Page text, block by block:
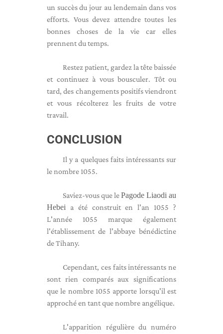
un succès du jour au lendemain dans vos
efforts. Vous devez attendre toutes les
bonnes choses de la vie car elles
prennent du temps.
Restez patient, gardez la tête baissée
et continuez à vous bousculer. Tôt ou
tard, des changements positifs viendront
et vous récolterez les fruits de votre
travail.
CONCLUSION
Il y a quelques faits intéressants sur
le nombre 1055.
Saviez-vous que lePagode Liaodi au
Hebei a été construit en l'an 1055 ?
L'année 1055 marque également
l'établissement de l'abbaye bénédictine
de Tihany.
Cependant, ces faits intéressants ne
sont rien comparés aux significations
que le nombre 1055 apporte lorsqu'il est
approché en tant que nombre angélique.
L'apparition régulière du numéro